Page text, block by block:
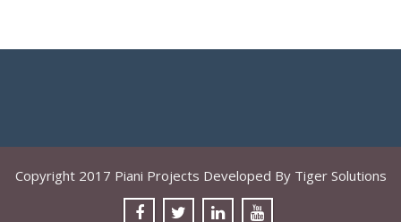
Copyright 2017 Piani Projects Developed By Tiger Solutions